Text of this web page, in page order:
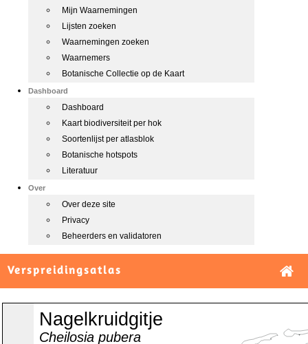
Mijn Waarnemingen
Lijsten zoeken
Waarnemingen zoeken
Waarnemers
Botanische Collectie op de Kaart
Dashboard
Dashboard
Kaart biodiversiteit per hok
Soortenlijst per atlasblok
Botanische hotspots
Literatuur
Over
Over deze site
Privacy
Beheerders en validatoren
Verspreidingsatlas